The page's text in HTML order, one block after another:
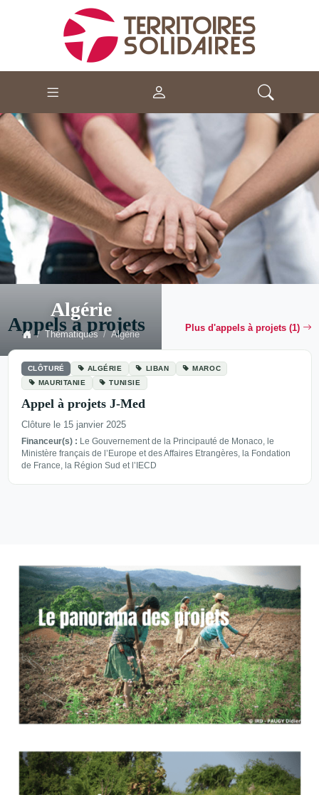
Algérie
Thématiques Algérie
Appels à projets Plus d'appels à projets (1)
CLÔTURÉ ALGÉRIE LIBAN
MAROC
MAURITANIE
TUNISIE
Appel à projets J-Med
Clôture le 15 janvier 2025
Financeur(s) : Le Gouvernement de la Principauté de Monaco, le
Ministère français de l’Europe et des Affaires Etrangères, la Fondation
de France, la Région Sud et l’IECD